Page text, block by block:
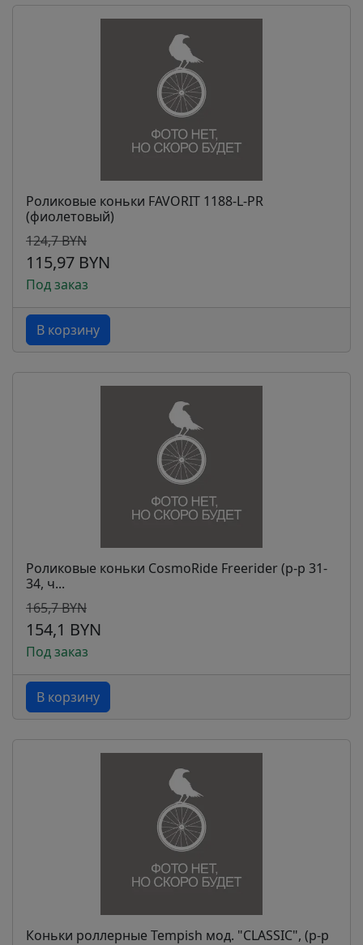
Роликовые коньки FAVORIT 1188-L-PR
(фиолетовый)
124,7 BYN
115,97 BYN
Под заказ
В корзину
Роликовые коньки CosmoRide Freerider (р-р 31-
34, ч...
165,7 BYN
154,1 BYN
Под заказ
В корзину
Коньки роллерные Tempish мод. "CLASSIC", (р-р